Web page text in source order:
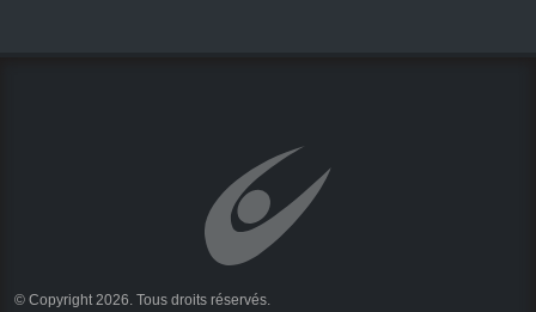
© Copyright 2026. Tous droits réservés.